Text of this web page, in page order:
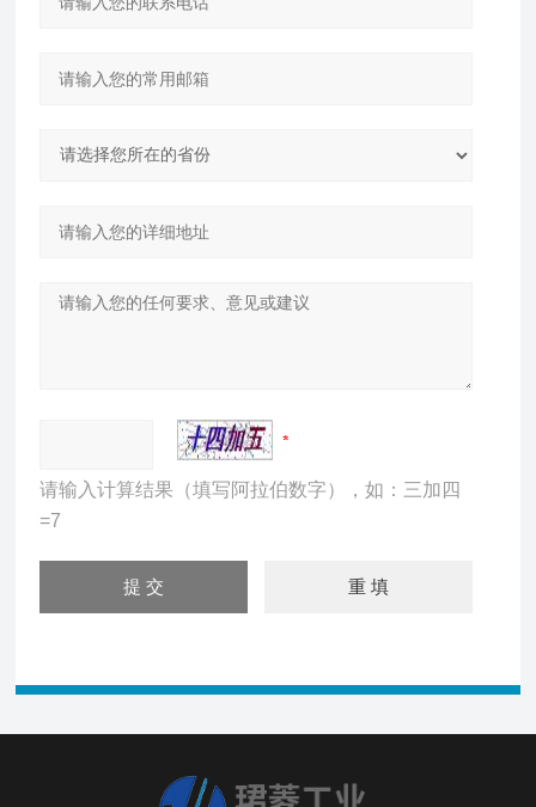
请输入计算结果（填写阿拉伯数字），如：三加四
=7